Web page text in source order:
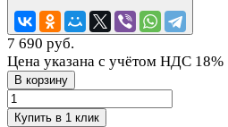
7 690 руб.
Цена указана с учётом НДС 18%
В корзину
Купить в 1 клик